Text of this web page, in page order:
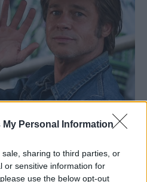
My Personal Information
sharing to third parties, or
or sensitive information for
use the below opt-out